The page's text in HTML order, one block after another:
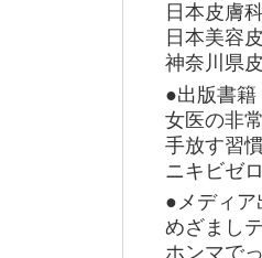
日本皮膚
日本美容
神奈川県
●出版書籍
女医の非
手放す習
ニキビゼ
●メディア
めざまし
ホンマで